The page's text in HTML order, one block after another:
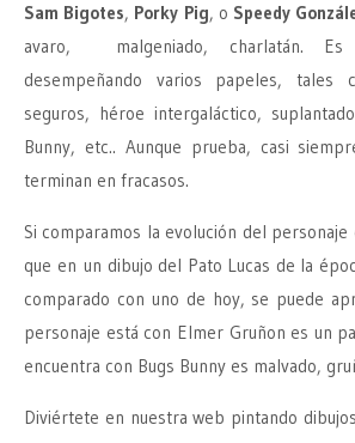
Sam Bigotes, Porky Pig, o Speedy
avaro, malgeniado, charlatán. Es
desempeñando varios papeles, tales
seguros, héroe intergaláctico,
Bunny, etc.. Aunque prueba, casi
terminan en fracasos.
Si comparamos la evolución del
que en un dibujo del Pato Lucas de la
comparado con uno de hoy, se puede
personaje está con Elmer Gruñon es un
encuentra con Bugs Bunny es malvado,
Diviértete en nuestra web pintando